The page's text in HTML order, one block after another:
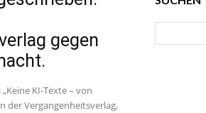
gegen
KI-Texte – von
der Vergangenheitsverlag,